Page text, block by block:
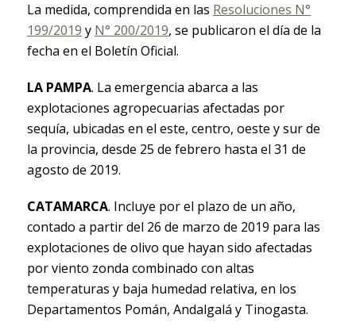
La medida, comprendida en las Resoluciones N°
199/2019 y N° 200/2019, se publicaron el día de la
fecha en el Boletín Oficial.
LA PAMPA. La emergencia abarca a las
explotaciones agropecuarias afectadas por
sequía, ubicadas en el este, centro, oeste y sur de
la provincia, desde 25 de febrero hasta el 31 de
agosto de 2019.
CATAMARCA. Incluye por el plazo de un año,
contado a partir del 26 de marzo de 2019 para las
explotaciones de olivo que hayan sido afectadas
por viento zonda combinado con altas
temperaturas y baja humedad relativa, en los
Departamentos Pomán, Andalgalá y Tinogasta.